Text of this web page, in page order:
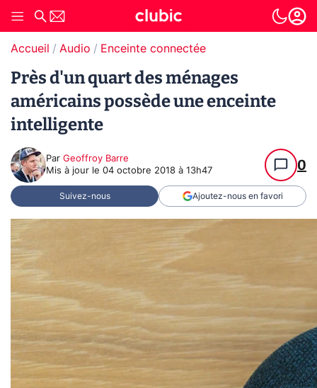
Accueil Audio Enceinte connectée
Près d'un quart des ménages
américains possède une enceinte
intelligente
Par Geoffroy Barre
Mis à jour le 04 octobre 2018 à 13h47 0
Suivez-nous Ajoutez-nous en favori